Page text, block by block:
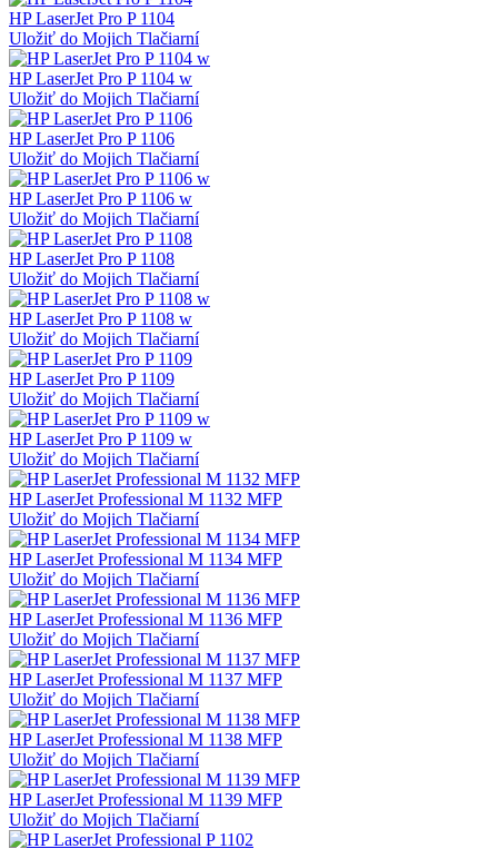
HP LaserJet Pro P 1104
Uložiť do Mojich Tlačiarní
HP LaserJet Pro P 1104 w
Uložiť do Mojich Tlačiarní
HP LaserJet Pro P 1106
Uložiť do Mojich Tlačiarní
HP LaserJet Pro P 1106 w
Uložiť do Mojich Tlačiarní
HP LaserJet Pro P 1108
Uložiť do Mojich Tlačiarní
HP LaserJet Pro P 1108 w
Uložiť do Mojich Tlačiarní
HP LaserJet Pro P 1109
Uložiť do Mojich Tlačiarní
HP LaserJet Pro P 1109 w
Uložiť do Mojich Tlačiarní
HP LaserJet Professional M 1132 MFP
Uložiť do Mojich Tlačiarní
HP LaserJet Professional M 1134 MFP
Uložiť do Mojich Tlačiarní
HP LaserJet Professional M 1136 MFP
Uložiť do Mojich Tlačiarní
HP LaserJet Professional M 1137 MFP
Uložiť do Mojich Tlačiarní
HP LaserJet Professional M 1138 MFP
Uložiť do Mojich Tlačiarní
HP LaserJet Professional M 1139 MFP
Uložiť do Mojich Tlačiarní